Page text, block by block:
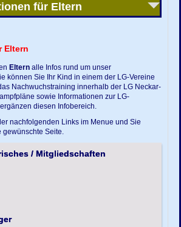
für Eltern
Eltern
Eltern alle Infos rund um unser
können Sie Ihr Kind in einem der LG-Vereine
Nachwuchstraining innerhalb der LG Neckar-
sowie Informationen zur LG-
diesen Infobereich.
nachfolgenden Links im Menue und Sie
Seite.
/ Mitgliedschaften